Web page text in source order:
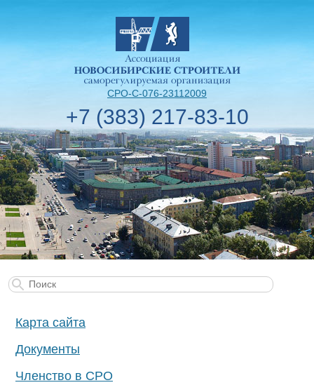
СРО-С-076-23112009
+7 (383) 217-83-10
Карта сайта
Документы
Членство в СРО